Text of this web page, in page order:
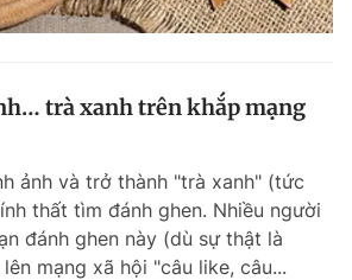
trà xanh trên khắp mạng
ảnh và trở thành "trà xanh" (tức
thất tìm đánh ghen. Nhiều người
đánh ghen này (dù sự thật là
mạng xã hội "câu like, câu...